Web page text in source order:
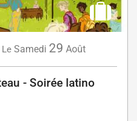
Le Samedi 29 Août
- Soirée latino